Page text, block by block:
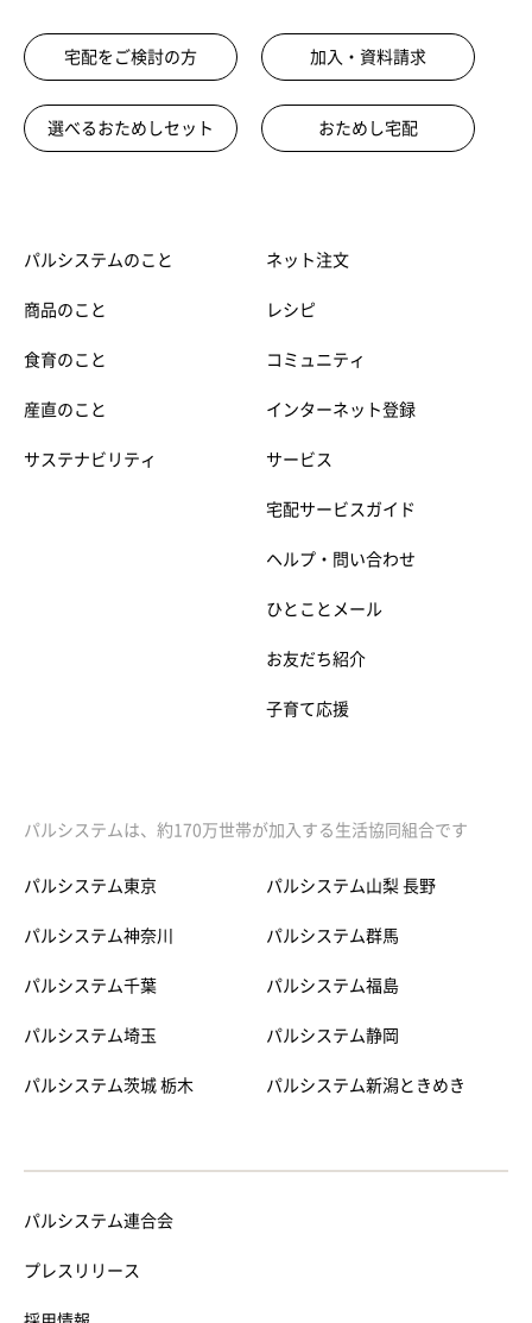
宅配をご検討の方 加入・資料請求
選べるおためしセット おためし宅配
パルシステムのこと
商品のこと
食育のこと
産直のこと
サステナビリティ
ネット注文
レシピ
コミュニティ
インターネット登録
サービス
宅配サービスガイド
ヘルプ・問い合わせ
ひとことメール
お友だち紹介
子育て応援
パルシステムは、約170万世帯が加入する生活協同組合です
パルシステム東京
パルシステム神奈川
パルシステム千葉
パルシステム埼玉
パルシステム茨城 栃木
パルシステム山梨 長野
パルシステム群馬
パルシステム福島
パルシステム静岡
パルシステム新潟ときめき
パルシステム連合会
プレスリリース